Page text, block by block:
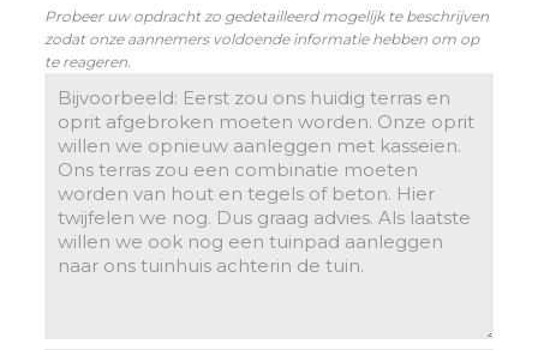
Probeer uw opdracht zo gedetailleerd mogelijk te beschrijven
zodat onze aannemers voldoende informatie hebben om op
te reageren.